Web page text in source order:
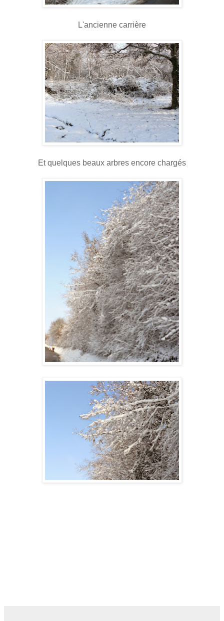
L'ancienne carrière
Et quelques beaux arbres encore chargés